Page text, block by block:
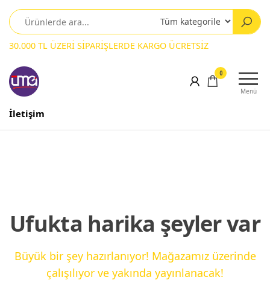
30.000 TL ÜZERİ SİPARİŞLERDE KARGO ÜCRETSİZ
Menü
0
İletişim
Ufukta harika şeyler var
Büyük bir şey hazırlanıyor! Mağazamız üzerinde
çalışılıyor ve yakında yayınlanacak!